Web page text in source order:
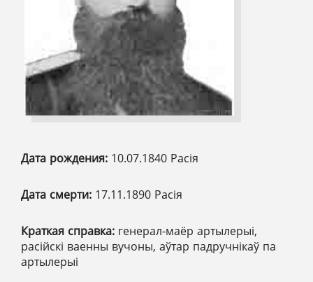
Дата рождения: 10.07.1840 Расія
Дата смерти: 17.11.1890 Расія
Краткая справка: генерал-маёр артылерыі,
расійскі ваенны вучоны, аўтар падручнікаў па
артылерыі